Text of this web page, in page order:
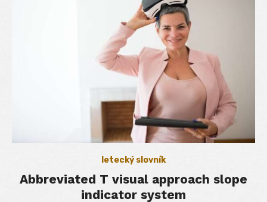
letecký slovník
Abbreviated T visual approach slope
indicator system